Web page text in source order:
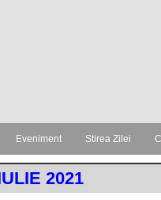
Eveniment Stirea Zilei
2021